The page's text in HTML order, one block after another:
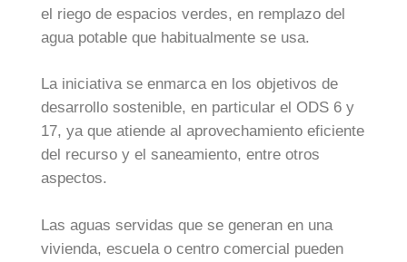
el riego de espacios verdes, en remplazo del
agua potable que habitualmente se usa.
La iniciativa se enmarca en los objetivos de
desarrollo sostenible, en particular el ODS 6 y
17, ya que atiende al aprovechamiento eficiente
del recurso y el saneamiento, entre otros
aspectos.
Las aguas servidas que se generan en una
vivienda, escuela o centro comercial pueden